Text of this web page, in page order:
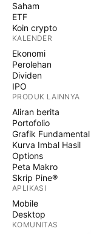
Saham
ETF
Koin crypto
KALENDER
Ekonomi
Perolehan
Dividen
IPO
PRODUK LAINNYA
Aliran berita
Portofolio
Grafik Fundamental
Kurva Imbal Hasil
Options
Peta Makro
Skrip Pine®
APLIKASI
Mobile
Desktop
KOMUNITAS